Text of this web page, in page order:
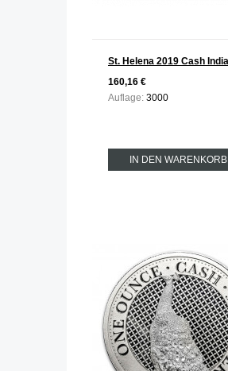
160,16 €
Auflage: 3000
IN DEN WARENKORB